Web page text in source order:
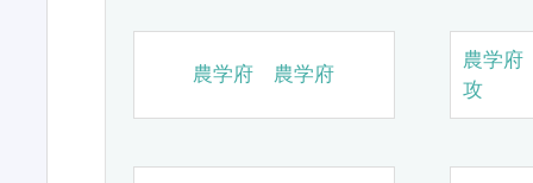
農学府 農学府
農学
攻